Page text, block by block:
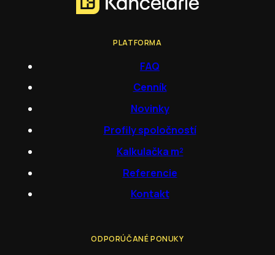
PLATFORMA
FAQ
Cenník
Novinky
Profily spoločností
Kalkulačka m²
Referencie
Kontakt
ODPORÚČANÉ PONUKY